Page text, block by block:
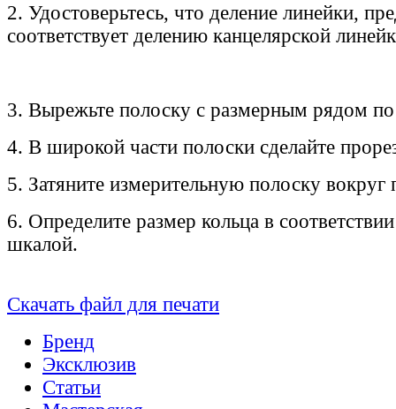
2. Удостоверьтесь, что деление линейки,
соответствует делению канцелярской
3. Вырежьте полоску с размерным рядом
4. В широкой части полоски сделайте
5. Затяните измерительную полоску вокруг
6. Определите размер кольца в
шкалой.
Скачать файл для печати
Бренд
Эксклюзив
Статьи